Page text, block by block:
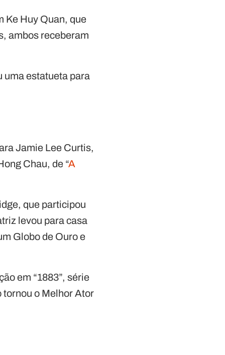
Ke Huy Quan, que
ambos receberam
uma estatueta para
Jamie Lee Curtis,
Chau, de “A
que participou
levou para casa
Globo de Ouro e
em “1883”, série
tornou o Melhor Ator